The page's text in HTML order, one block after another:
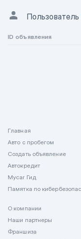
Пользователь
ID объявления
Главная
Авто с пробегом
Создать объявление
Автокредит
Mycar Гид
Памятка по
О компании
Наши партнеры
Франшиза